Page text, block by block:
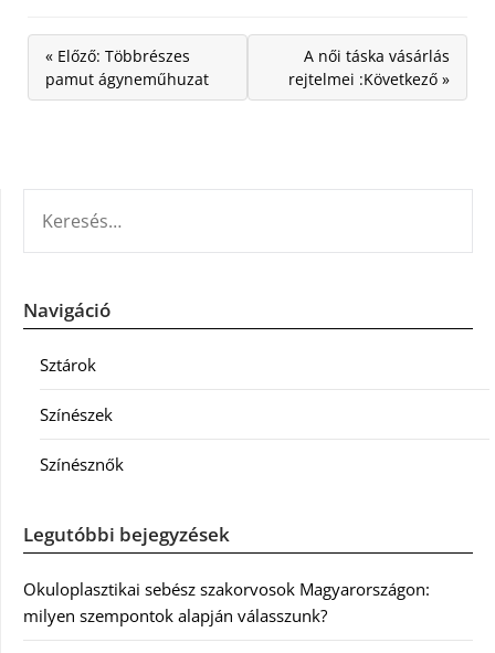
« Előző: Többrészes
pamut ágyneműhuzat
A női táska vásárlás
rejtelmei :Következő »
Navigáció
Sztárok
Színészek
Színésznők
Legutóbbi bejegyzések
Okuloplasztikai sebész szakorvosok Magyarországon:
milyen szempontok alapján válasszunk?